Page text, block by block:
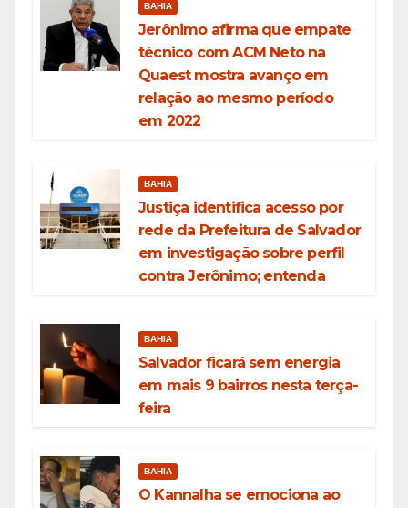
BAHIA
Jerônimo afirma que empate
técnico com ACM Neto na
Quaest mostra avanço em
relação ao mesmo período
em 2022
BAHIA
Justiça identifica acesso por
rede da Prefeitura de Salvador
em investigação sobre perfil
contra Jerônimo; entenda
BAHIA
Salvador ficará sem energia
em mais 9 bairros nesta terça-
feira
BAHIA
O Kannalha se emociona ao